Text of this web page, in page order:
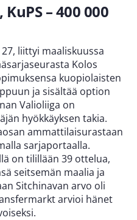
– 400 000
liittyi maaliskuussa
Kolos
kuopiolaisten
ja sisältää option
Valioliiga on
hyökkäyksen takia.
ammattilaisurastaan
sarjaportaalla.
on tilillään 39 ottelua,
seitsemän maalia ja
Sitchinavan arvo oli
arvioi hänet